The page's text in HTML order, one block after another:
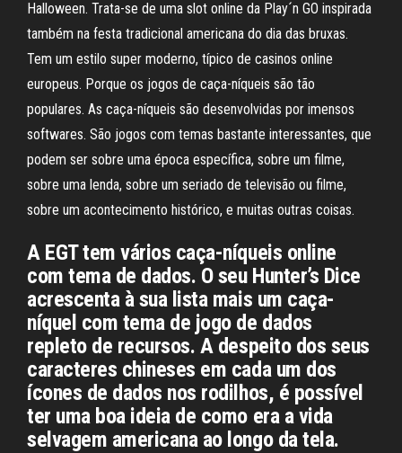
Halloween. Trata-se de uma slot online da Play´n GO inspirada
também na festa tradicional americana do dia das bruxas.
Tem um estilo super moderno, típico de casinos online
europeus. Porque os jogos de caça-níqueis são tão
populares. As caça-níqueis são desenvolvidas por imensos
softwares. São jogos com temas bastante interessantes, que
podem ser sobre uma época específica, sobre um filme,
sobre uma lenda, sobre um seriado de televisão ou filme,
sobre um acontecimento histórico, e muitas outras coisas.
A EGT tem vários caça-níqueis online
com tema de dados. O seu Hunter’s Dice
acrescenta à sua lista mais um caça-
níquel com tema de jogo de dados
repleto de recursos. A despeito dos seus
caracteres chineses em cada um dos
ícones de dados nos rodilhos, é possível
ter uma boa ideia de como era a vida
selvagem americana ao longo da tela.